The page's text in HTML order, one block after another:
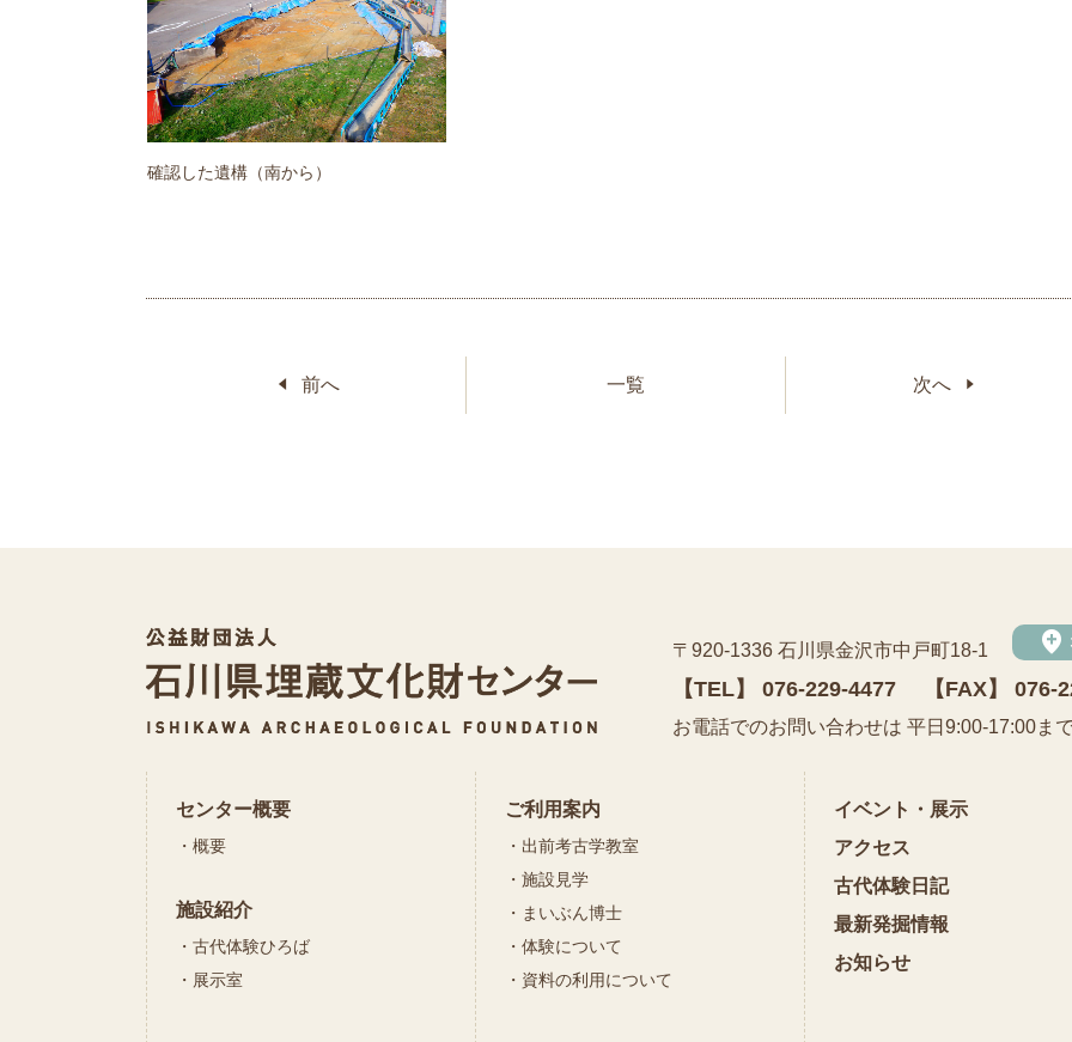
確認した遺構（南から）
前へ 一覧 次へ
公益財団法人 石川県埋蔵文化財センター
〒920-1336 石川県金沢市中戸町18-1 add_location
【TEL】 076-229-4477 【FAX】 076-
お電話でのお問い合わせは 平日9:00-17:00ま
センター概要
概要
施設紹介
古代体験ひろば
展示室
ご利用案内
出前考古学教室
施設見学
まいぶん博士
体験について
資料の利用について
イベント・展示
アクセス
古代体験日記
最新発掘情報
お知らせ